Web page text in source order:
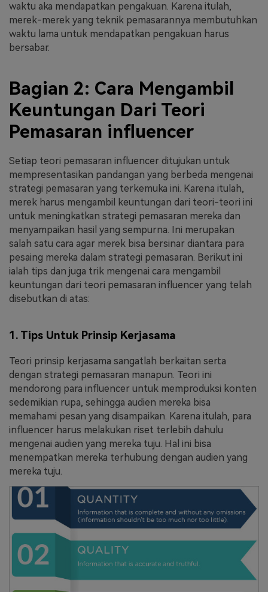
waktu aka mendapatkan pengakuan. Karena itulah,
merek-merek yang teknik pemasarannya membutuhkan
waktu lama untuk mendapatkan pengakuan harus
bersabar.
Bagian 2: Cara Mengambil
Keuntungan Dari Teori
Pemasaran influencer
Setiap teori pemasaran influencer ditujukan untuk
mempresentasikan pandangan yang berbeda mengenai
strategi pemasaran yang terkemuka ini. Karena itulah,
merek harus mengambil keuntungan dari teori-teori ini
untuk meningkatkan strategi pemasaran mereka dan
menyampaikan hasil yang sempurna. Ini merupakan
salah satu cara agar merek bisa bersinar diantara para
pesaing mereka dalam strategi pemasaran. Berikut ini
ialah tips dan juga trik mengenai cara mengambil
keuntungan dari teori pemasaran influencer yang telah
disebutkan di atas:
1. Tips Untuk Prinsip Kerjasama
Teori prinsip kerjasama sangatlah berkaitan serta
dengan strategi pemasaran manapun. Teori ini
mendorong para influencer untuk memproduksi konten
sedemikian rupa, sehingga audien mereka bisa
memahami pesan yang disampaikan. Karena itulah, para
influencer harus melakukan riset terlebih dahulu
mengenai audien yang mereka tuju. Hal ini bisa
menempatkan mereka terhubung dengan audien yang
mereka tuju.